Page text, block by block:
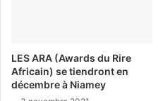
LES ARA (Awards du Rire
Africain) se tiendront en
décembre à Niamey